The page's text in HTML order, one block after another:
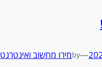
—
byמירו מחשוב ואינטרנט